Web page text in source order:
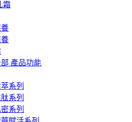
霜
產品功能
系列
系列
系列